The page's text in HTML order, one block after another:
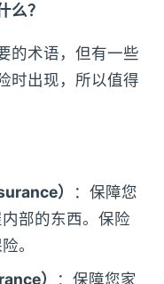
么？
的术语，但有一些
时出现，所以值得
）
：保障您
部的东西。保险
。
）
：保障您家